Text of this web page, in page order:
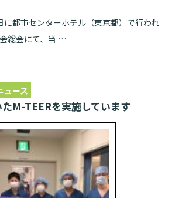
都市センターホテル（東京都）で行われ
総会にて、当 …
ュース
たM-TEERを実施しています